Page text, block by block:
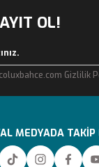
OL!
Gizlilik
MEDYADA TAKİP